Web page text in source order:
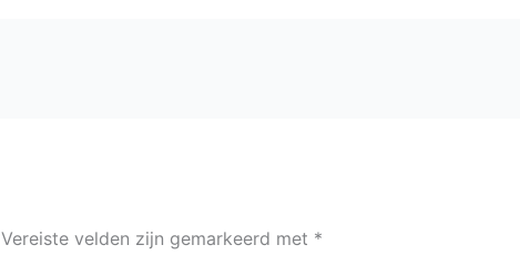
Vereiste velden zijn gemarkeerd met *